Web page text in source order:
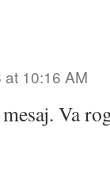
10:16 AM
Va